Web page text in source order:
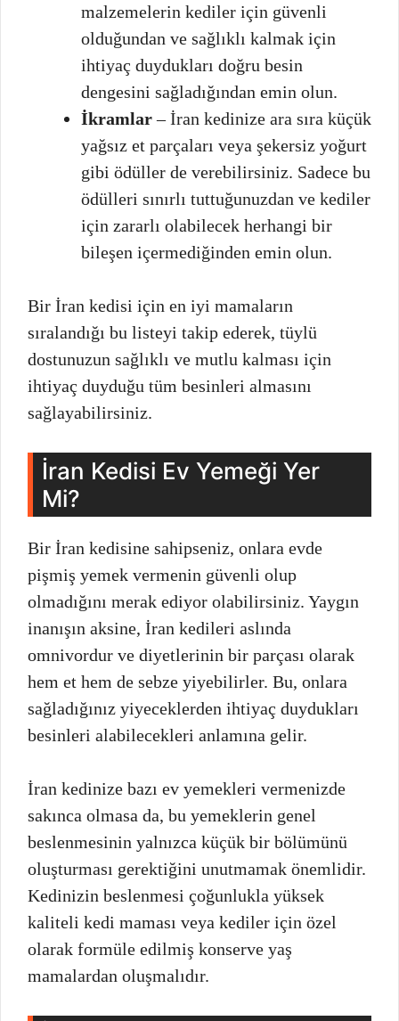
malzemelerin kediler için güvenli
olduğundan ve sağlıklı kalmak için
ihtiyaç duydukları doğru besin
dengesini sağladığından emin olun.
İkramlar– İran kedinize ara sıra küçük
yağsız et parçaları veya şekersiz yoğurt
gibi ödüller de verebilirsiniz. Sadece bu
ödülleri sınırlı tuttuğunuzdan ve kediler
için zararlı olabilecek herhangi bir
bileşen içermediğinden emin olun.
Bir İran kedisi için en iyi mamaların
sıralandığı bu listeyi takip ederek, tüylü
dostunuzun sağlıklı ve mutlu kalması için
ihtiyaç duyduğu tüm besinleri almasını
sağlayabilirsiniz.
İran Kedisi Ev Yemeği Yer
Mi?
Bir İran kedisine sahipseniz, onlara evde
pişmiş yemek vermenin güvenli olup
olmadığını merak ediyor olabilirsiniz. Yaygın
inanışın aksine, İran kedileri aslında
omnivordur ve diyetlerinin bir parçası olarak
hem et hem de sebze yiyebilirler. Bu, onlara
sağladığınız yiyeceklerden ihtiyaç duydukları
besinleri alabilecekleri anlamına gelir.
İran kedinize bazı ev yemekleri vermenizde
sakınca olmasa da, bu yemeklerin genel
beslenmesinin yalnızca küçük bir bölümünü
oluşturması gerektiğini unutmamak önemlidir.
Kedinizin beslenmesi çoğunlukla yüksek
kaliteli kedi maması veya kediler için özel
olarak formüle edilmiş konserve yaş
mamalardan oluşmalıdır.